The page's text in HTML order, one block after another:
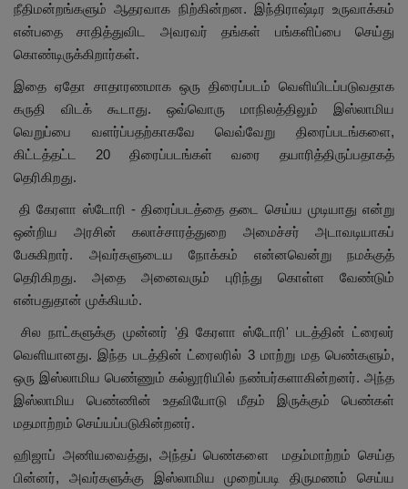
நீதிமன்றங்களும் ஆதரவாக நிற்கின்றன. இந்திராஷ்டிர உருவாக்கம்
என்பதை சாதித்துவிட அவரவர் தங்கள் பங்களிப்பை செய்து
கொண்டிருக்கிறார்கள்.
இதை ஏதோ சாதாரணமாக ஒரு திரைப்படம் வெளியிடப்படுவதாக
கருதி விடக் கூடாது. ஒவ்வொரு மாநிலத்திலும் இஸ்லாமிய
வெறுப்பை வளர்ப்பதற்காகவே வெவ்வேறு திரைப்படங்களை,
கிட்டத்தட்ட 20 திரைப்படங்கள் வரை தயாரித்திருப்பதாகத்
தெரிகிறது.
தி கேரளா ஸ்டோரி - திரைப்படத்தை தடை செய்ய முடியாது என்று
ஒன்றிய அரசின் கலாச்சாரத்துறை அமைச்சர் அடாவடியாகப்
பேசுகிறார். அவர்களுடைய நோக்கம் என்னவென்று நமக்குத்
தெரிகிறது. அதை அனைவரும் புரிந்து கொள்ள வேண்டும்
என்பதுதான் முக்கியம்.
சில நாட்களுக்கு முன்னர் 'தி கேரளா ஸ்டோரி' படத்தின் ட்ரைலர்
வெளியானது. இந்த படத்தின் ட்ரைலரில் 3 மாற்று மத பெண்களும்,
ஒரு இஸ்லாமிய பெண்ணும் கல்லூரியில் நண்பர்களாகின்றனர். அந்த
இஸ்லாமிய பெண்ணின் உதவியோடு மீதம் இருக்கும் பெண்கள்
மதமாற்றம் செய்யப்படுகின்றனர்.
ஹிஜாப் அணியவைத்து, அந்தப் பெண்களை மதம்மாற்றம் செய்த
பின்னர், அவர்களுக்கு இஸ்லாமிய முறைப்படி திருமணம் செய்ய